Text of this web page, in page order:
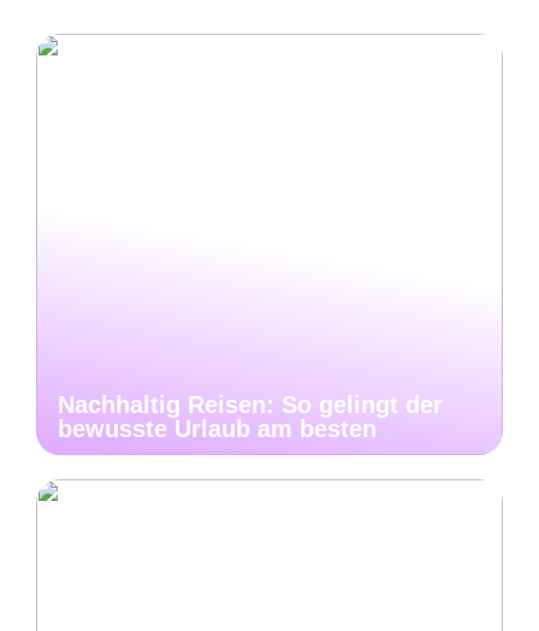
Nachhaltig Reisen: So gelingt der
bewusste Urlaub am besten